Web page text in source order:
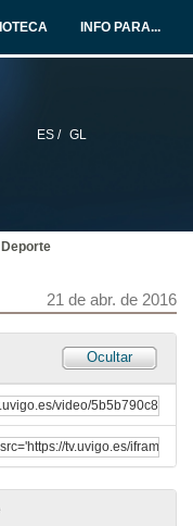
INFO PARA...
ES / GL
21 de abr. de 2016
Ocultar
Perspectivas e implicacións do dereito deportivo
11 de abr. de 2016
Os dereitos de explotación de imaxe dos futbolistas profesionais
Intervención de D. Fernando Cabadas
Responsabilidade persoal e civil dos dirixentes deportivos e federativos
Debate e coloquio
11 de abr. de 2016